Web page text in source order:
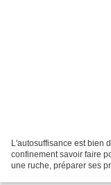
L'autosuffisance est bien
confinement savoir faire
une ruche, préparer ses